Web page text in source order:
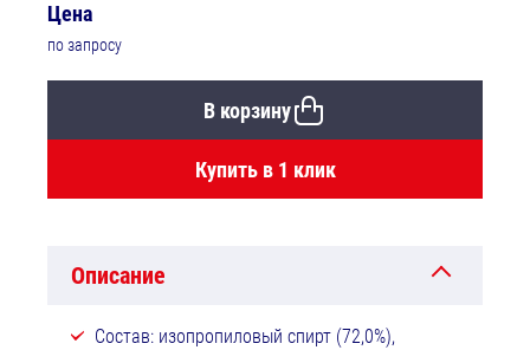
Цена
по запросу
В корзину
Купить в 1 клик
Описание
Состав: изопропиловый спирт (72,0%),